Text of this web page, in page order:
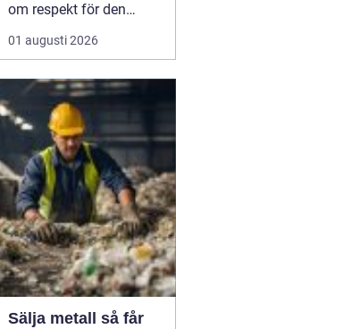
om respekt för den
avlidna och om att
bevara en viktig plats för
Med rätt skötsel kan en
gravsten hålla sig vacker
i många år, oavsett om
den står på en solig
kulle, i skuggan under
stora...
01 augusti 2026
Sälja metall så får